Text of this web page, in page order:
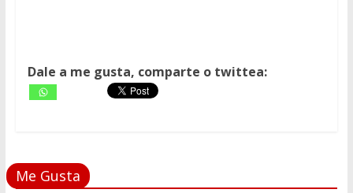
Dale a me gusta, comparte o twittea:
Me Gusta